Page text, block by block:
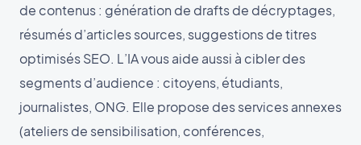
de contenus : génération de drafts de décryptages,
résumés d’articles sources, suggestions de titres
optimisés SEO. L’IA vous aide aussi à cibler des
segments d’audience : citoyens, étudiants,
journalistes, ONG. Elle propose des services annexes
(ateliers de sensibilisation, conférences,